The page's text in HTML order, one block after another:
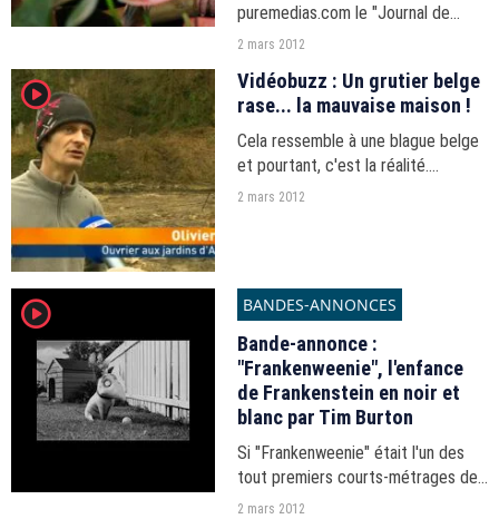
puremedias.com le "Journal de
Campagne", en partenariat avec i-
2 mars 2012
player2
Vidéobuzz : Un grutier belge
rase... la mauvaise maison !
Cela ressemble à une blague belge
et pourtant, c'est la réalité.
L'histoire fait les gros titres des
2 mars 2012
player2 BANDES-ANNONCES
Bande-annonce :
"Frankenweenie", l'enfance
de Frankenstein en noir et
blanc par Tim Burton
Si "Frankenweenie" était l'un des
tout premiers courts-métrages de
Tim Burton, le réalisateur a décidé
2 mars 2012